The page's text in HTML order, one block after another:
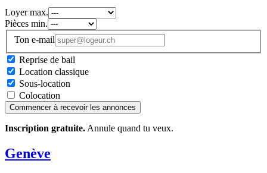
Loyer max.
Pièces min.
Ton e-mail
Reprise de bail
Location classique
Sous-location
Colocation
Commencer à recevoir les annonces
Inscription gratuite. Annule quand tu veux.
Genève